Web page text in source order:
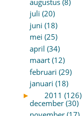
juli (20)
juni (18)
mei (25)
april (34)
maart (12)
februari (29)
januari (18)
►
2011 (126)
december (30)